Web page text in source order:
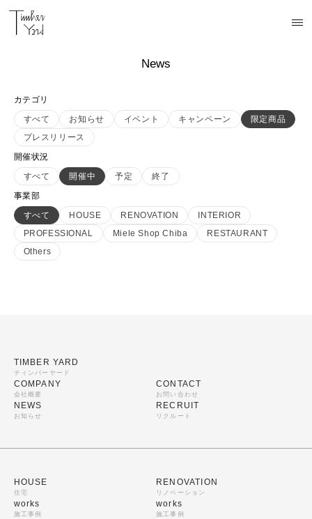
News
カテゴリ
すべて
お知らせ イベント キャンペーン
限定商品
プレスリリース
開催状況
すべて
開催中 予定
終了
事業部
すべて
HOUSE RENOVATION
INTERIOR
PROFESSIONAL
Miele Shop Chiba
RESTAURANT
Others
TIMBER YARD
ティンバーヤード
COMPANY
会社概要
NEWS
お知らせ
CONTACT
お問い合わせ
RECRUIT
リクルート
HOUSE
住宅
works
施工事例
RENOVATION
リノベーション
works
施工事例